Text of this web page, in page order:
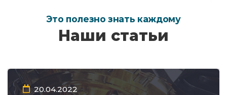
Это полезно знать каждому
Наши статьи
20.04.2022